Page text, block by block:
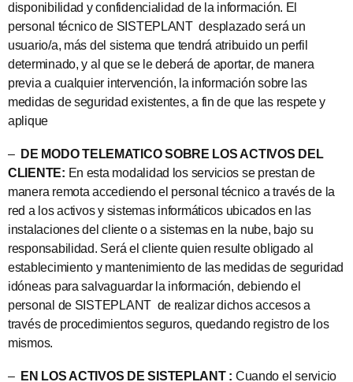
disponibilidad y confidencialidad de la información. El
personal técnico de SISTEPLANT desplazado será un
usuario/a, más del sistema que tendrá atribuido un perfil
determinado, y al que se le deberá de aportar, de manera
previa a cualquier intervención, la información sobre las
medidas de seguridad existentes, a fin de que las respete y
aplique
– DE MODO TELEMATICO SOBRE LOS ACTIVOS DEL
CLIENTE: En esta modalidad los servicios se prestan de
manera remota accediendo el personal técnico a través de la
red a los activos y sistemas informáticos ubicados en las
instalaciones del cliente o a sistemas en la nube, bajo su
responsabilidad. Será el cliente quien resulte obligado al
establecimiento y mantenimiento de las medidas de seguridad
idóneas para salvaguardar la información, debiendo el
personal de SISTEPLANT de realizar dichos accesos a
través de procedimientos seguros, quedando registro de los
mismos.
– EN LOS ACTIVOS DE SISTEPLANT : Cuando el servicio